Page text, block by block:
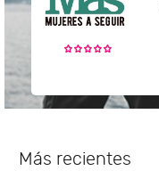
Más recientes